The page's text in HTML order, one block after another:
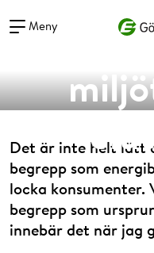
Meny
Det är inte helt lätt
begrepp som
locka konsumenter.
begrepp som
innebär det när jag